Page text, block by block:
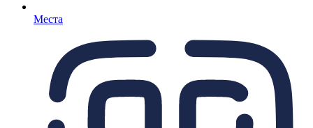
Места